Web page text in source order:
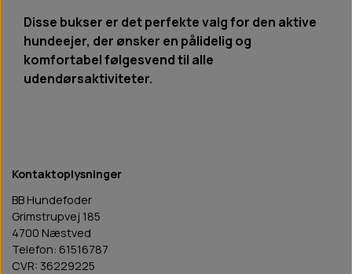
Disse bukser er det perfekte valg for den aktive
hundeejer, der ønsker en pålidelig og
komfortabel følgesvend til alle
udendørsaktiviteter.
Kontaktoplysninger
BB Hundefoder
Grimstrupvej 185
4700 Næstved
Telefon: 61516787
CVR: 36229225